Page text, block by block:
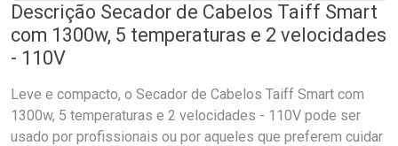
Descrição Secador de Cabelos Taiff Smart
com 1300w, 5 temperaturas e 2 velocidades
- 110V
Leve e compacto, o Secador de Cabelos Taiff Smart com
1300w, 5 temperaturas e 2 velocidades - 110V pode ser
usado por profissionais ou por aqueles que preferem cuidar